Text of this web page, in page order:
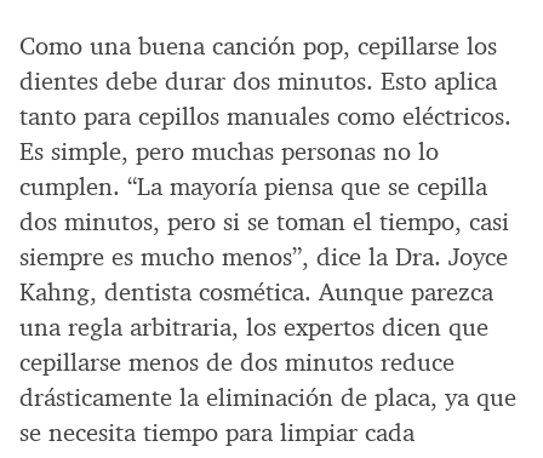
Como una buena canción pop, cepillarse los
dientes debe durar dos minutos. Esto aplica
tanto para cepillos manuales como eléctricos.
Es simple, pero muchas personas no lo
cumplen. “La mayoría piensa que se cepilla
dos minutos, pero si se toman el tiempo, casi
siempre es mucho menos”, dice la Dra. Joyce
Kahng, dentista cosmética. Aunque parezca
una regla arbitraria, los expertos dicen que
cepillarse menos de dos minutos reduce
drásticamente la eliminación de placa, ya que
se necesita tiempo para limpiar cada